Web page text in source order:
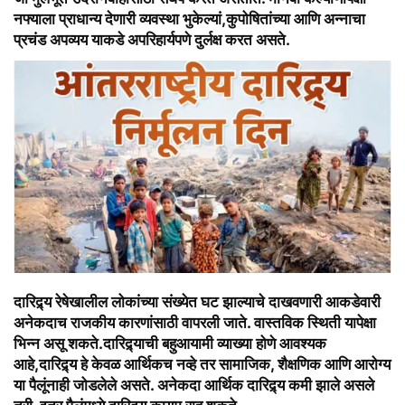
नफ्याला प्राधान्य देणारी व्यवस्था भुकेल्यां,कुपोषितांच्या आणि अन्नाचा
प्रचंड अपव्यय याकडे अपरिहार्यपणे दुर्लक्ष करत असते.
दारिद्र्य रेषेखालील लोकांच्या संख्येत घट झाल्याचे दाखवणारी आकडेवारी
अनेकदाच राजकीय कारणांसाठी वापरली जाते. वास्तविक स्थिती यापेक्षा
भिन्न असू शकते.दारिद्र्याची बहुआयामी व्याख्या होणे आवश्यक
आहे,दारिद्र्य हे केवळ आर्थिकच नव्हे तर सामाजिक, शैक्षणिक आणि आरोग्य
या पैलूंनाही जोडलेले असते. अनेकदा आर्थिक दारिद्र्य कमी झाले असले